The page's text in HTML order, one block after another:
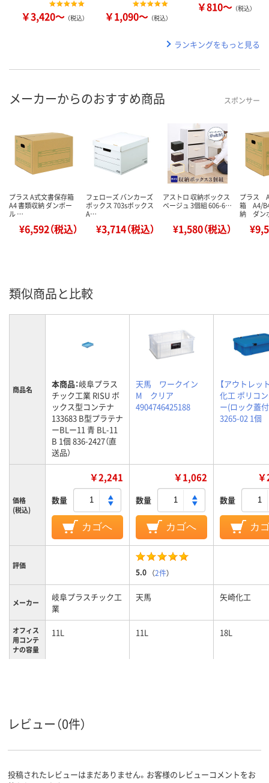
￥3,420～ （税込） ￥1,090～ （税込）
￥810～ （税込）
ランキングをもっと見る
メーカーからのおすすめ商品 スポンサー
プラス A式文書保存箱
A4 書類収納 ダンボー
ル …
¥6,592（税込）
フェローズ バンカーズ
ボックス 703sボックス
A…
¥3,714（税込）
アストロ 収納ボックス
ベージュ 3個組 606-6…
¥1,580（税込）
プラス
箱 A4/
納 ダン
類似商品と比較
商品名 本商品：岐阜プラス
チック工業 RISU ボ
ックス型コンテナ
133683 B型プラテナ
ーBLー11 青 BL-11
B 1個 836-2427（直
送品）
天馬 ワークイン
M クリア
4904746425188
【アウトレッ
化工 ポリコ
ー(ロック蓋
3265-02 1個
価格
(税込)
￥2,241
数量
カゴへ
￥1,062
数量
カゴへ
数量
カ
評価
5.0 （2件）
メーカー
岐阜プラスチック工
業
天馬 矢崎化工
オフィス
用コンテ
ナの容量
11L 11L 18L
レビュー（0件）
投稿されたレビューはまだありません。お客様のレビューコメントをお